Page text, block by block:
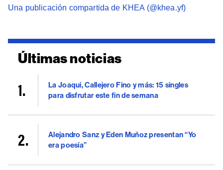
Una publicación compartida de KHEA (@khea.yf)
Últimas noticias
La Joaqui, Callejero Fino y más: 15 singles
para disfrutar este fin de semana
Alejandro Sanz y Eden Muñoz presentan “Yo
era poesía”